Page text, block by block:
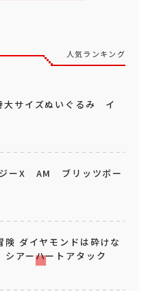
人気ランキング
サイズぬいぐるみ イ
ジーX AM ブリッツボー
険 ダイヤモンドは砕けな
アーハートアタック